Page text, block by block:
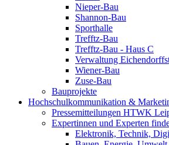
Nieper-Bau
Shannon-Bau
Sporthalle
Trefftz-Bau
Trefftz-Bau - Haus C
Verwaltung
Wiener-Bau
Zuse-Bau
Bauprojekte
Hochschulkommunikation &
Pressemitteilungen HTWK
Expertinnen und Experten
Elektronik, Technik,